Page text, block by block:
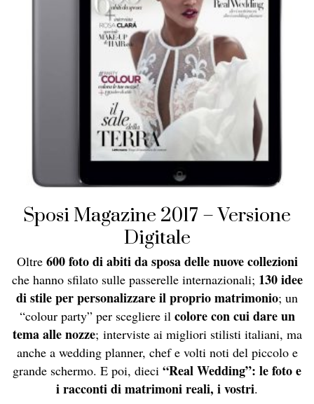
Sposi Magazine 2017 – Versione
Digitale
Oltre 600 foto di abiti da sposa delle nuove collezioni
che hanno sfilato sulle passerelle internazionali; 130 idee
di stile per personalizzare il proprio matrimonio; un
“colour party” per scegliere il colore con cui dare un
tema alle nozze; interviste ai migliori stilisti italiani, ma
anche a wedding planner, chef e volti noti del piccolo e
grande schermo. E poi, dieci “Real Wedding”: le foto e
i racconti di matrimoni reali, i vostri.